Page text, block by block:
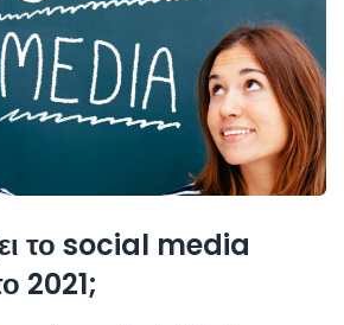
το social media
2021;